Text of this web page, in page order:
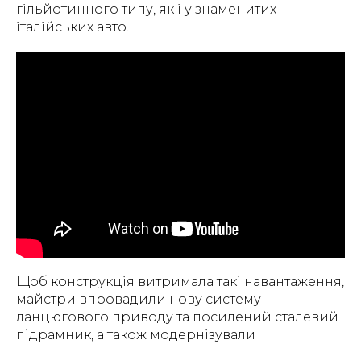
гільйотинного типу, як і у знаменитих
італійських авто.
Щоб конструкція витримала такі навантаження,
майстри впровадили нову систему
ланцюгового приводу та посилений сталевий
підрамник, а також модернізували